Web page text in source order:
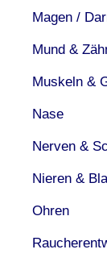
Magen /
Mund &
Muskeln &
Nase
Nerven &
Nieren &
Ohren